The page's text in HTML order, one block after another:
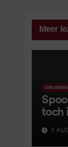
Meer
toch
Leer
7